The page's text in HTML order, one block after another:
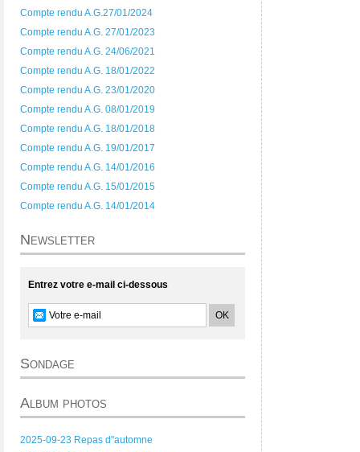
Compte rendu A.G.27/01/2024
Compte rendu A.G. 27/01/2023
Compte rendu A.G. 24/06/2021
Compte rendu A.G. 18/01/2022
Compte rendu A.G. 23/01/2020
Compte rendu A.G. 08/01/2019
Compte rendu A.G. 18/01/2018
Compte rendu A.G. 19/01/2017
Compte rendu A.G. 14/01/2016
Compte rendu A.G. 15/01/2015
Compte rendu A.G. 14/01/2014
Newsletter
Entrez votre e-mail ci-dessous
Sondage
Album photos
2025-09-23 Repas d"automne